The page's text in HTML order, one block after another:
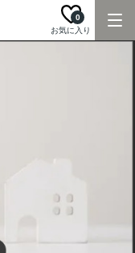
お気に入り
0